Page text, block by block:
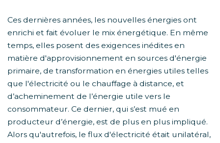
Ces dernières années, les nouvelles énergies ont
enrichi et fait évoluer le mix énergétique. En même
temps, elles posent des exigences inédites en
matière d'approvisionnement en sources d'énergie
primaire, de transformation en énergies utiles telles
que l'électricité ou le chauffage à distance, et
d’acheminement de l’énergie utile vers le
consommateur. Ce dernier, qui s’est mué en
producteur d’énergie, est de plus en plus impliqué.
Alors qu'autrefois, le flux d'électricité était unilatéral,